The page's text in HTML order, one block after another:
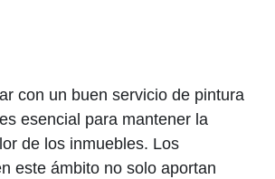
con un buen servicio de pintura
es esencial para mantener la
de los inmuebles. Los
este ámbito no solo aportan